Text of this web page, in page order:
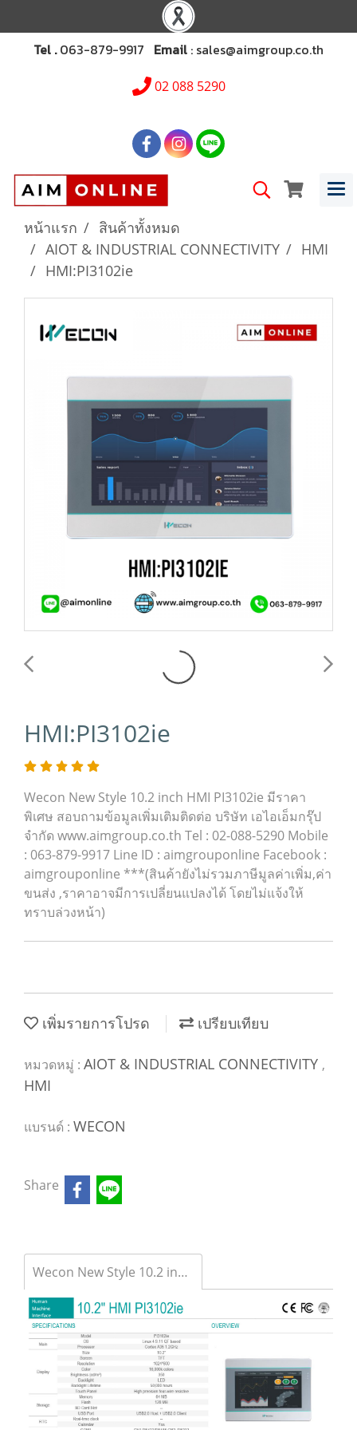
Tel .063-879-9917 Email : sales@aimgroup.co.th
02 088 5290
หน้าแรก
สินค้าทั้งหมด
AIOT & INDUSTRIAL CONNECTIVITY
HMI
HMI:PI3102ie
HMI:PI3102ie
Wecon New Style 10.2 inch HMI PI3102ie มีราคา
พิเศษ สอบถามข้อมูลเพิ่มเติมติดต่อ บริษัท เอไอเอ็มกรุ๊ป
จำกัด www.aimgroup.co.th Tel : 02-088-5290 Mobile
: 063-879-9917 Line ID : aimgrouponline Facebook :
aimgrouponline ***(สินค้ายังไม่รวมภาษีมูลค่าเพิ่ม,ค่า
ขนส่ง ,ราคาอาจมีการเปลี่ยนแปลงได้ โดยไม่แจ้งให้
ทราบล่วงหน้า)
เพิ่มรายการโปรด เปรียบเทียบ
หมวดหมู่ : AIOT & INDUSTRIAL CONNECTIVITY ,
HMI
แบรนด์ : WECON
Share
Wecon New Style 10.2 inch HMI PI3102ie